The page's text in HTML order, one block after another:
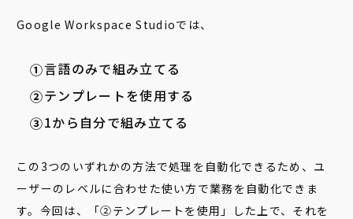
Google Workspace Studioでは、
言語のみで組み立てる
テンプレートを使用する
1から自分で組み立てる
この3つのいずれかの方法で処理を自動化できるため、ユ
ーザーのレベルに合わせた使い方で業務を自動化できま
す。今回は、「②テンプレートを使用」した上で、それを